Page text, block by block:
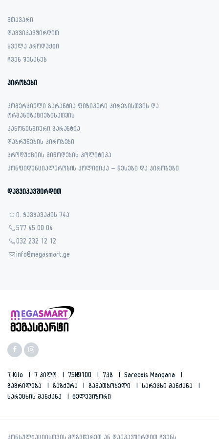
მთავარი
დაგვიკავშირდით
ყველა პროდუქტი
ჩვენ შესახებ
პირობები
კომერციული გარანტია ფიზიკური პირებისთვის და
ორგანიზაციებისათვის
კანონისმიერი გარანტია
დაბრუნების პირობები
პროდუქციის მიწოდების პოლიტიკა
კონფიდენციალურობის პოლიტიკა – წესები და პირობები
დაგვიკავშირდით
ი. ჭავჭავაძის 74ა
577 45 00 04
032 232 12 12
info@megasmart.ge
7 Kilo 7 Კილო 75N9100 7კგ
Sarecxis Manqana
Გაგრილება
Გაზქურა Გამათბობელი
Სარეცხი Მანქანა
Სარეცხის Მანქანა
Ტელევიზორი